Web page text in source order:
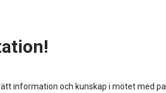
information och kunskap i mötet med